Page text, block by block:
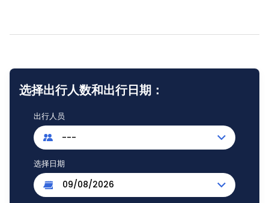
选择出行人数和出行日期：
出行人员
---
选择日期